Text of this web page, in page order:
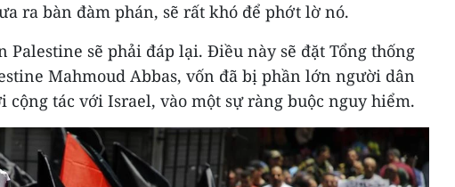
ra bàn đàm phán, sẽ rất khó để phớt lờ nó.
Palestine sẽ phải đáp lại. Điều này sẽ đặt Tổng thống
Mahmoud Abbas, vốn đã bị phần lớn người dân
cộng tác với Israel, vào một sự ràng buộc nguy hiểm.